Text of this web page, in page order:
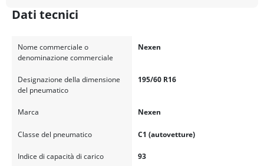
Dati tecnici
Nome commerciale o
denominazione commerciale
Nexen
Designazione della dimensione
del pneumatico
195/60 R16
Marca Nexen
Classe del pneumatico C1 (autovetture)
Indice di capacità di carico 93